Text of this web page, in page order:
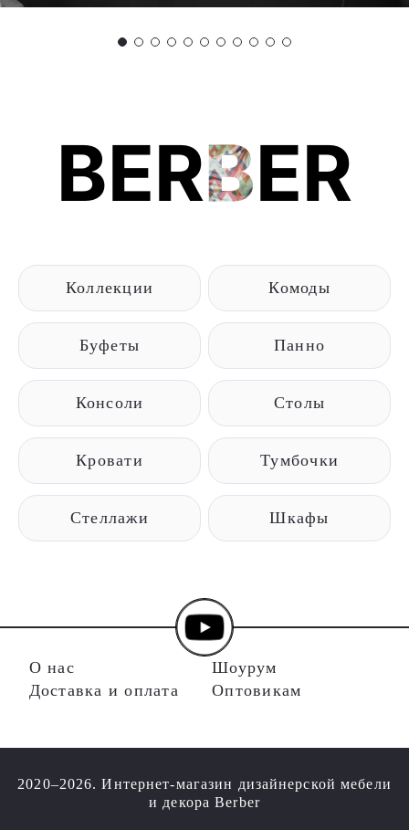
BERBER
Коллекции Комоды
Буфеты Панно
Консоли Столы
Кровати Тумбочки
Стеллажи Шкафы
О нас
Доставка и оплата
Шоурум
Оптовикам
2020–2026. Интернет-магазин дизайнерской мебели
и декора Berber